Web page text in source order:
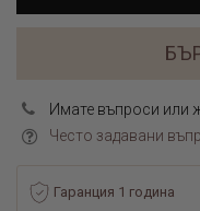
Имате въпроси или
Често задавани
Гаранция 1 година